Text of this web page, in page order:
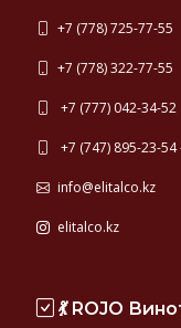
+7 (778) 725-77-55
+7 (778) 322-77-55
+7 (777) 042-34-52
+7 (747) 895-23-54
info@elitalco.kz
elitalco.kz
💃 ROJO